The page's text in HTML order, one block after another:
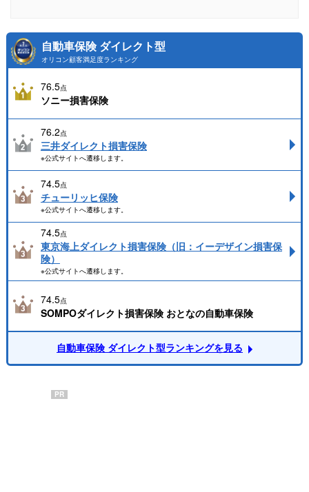
自動車保険 ダイレクト型
オリコン顧客満足度ランキング
76.5点
ソニー損害保険
76.2点
三井ダイレクト損害保険
※公式サイトへ遷移します。
74.5点
チューリッヒ保険
※公式サイトへ遷移します。
74.5点
東京海上ダイレクト損害保険（旧：イーデザイン損害保
険）
※公式サイトへ遷移します。
74.5点
SOMPOダイレクト損害保険 おとなの自動車保険
自動車保険 ダイレクト型ランキングを見る
PR